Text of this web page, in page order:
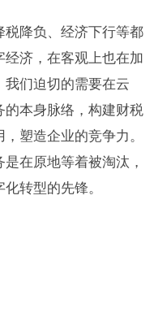
降负、经济下行等都
济，在客观上也在加
我们迫切的需要在云
本身脉络，构建财税
塑造企业的竞争力。
在原地等着被淘汰，
转型的先锋。